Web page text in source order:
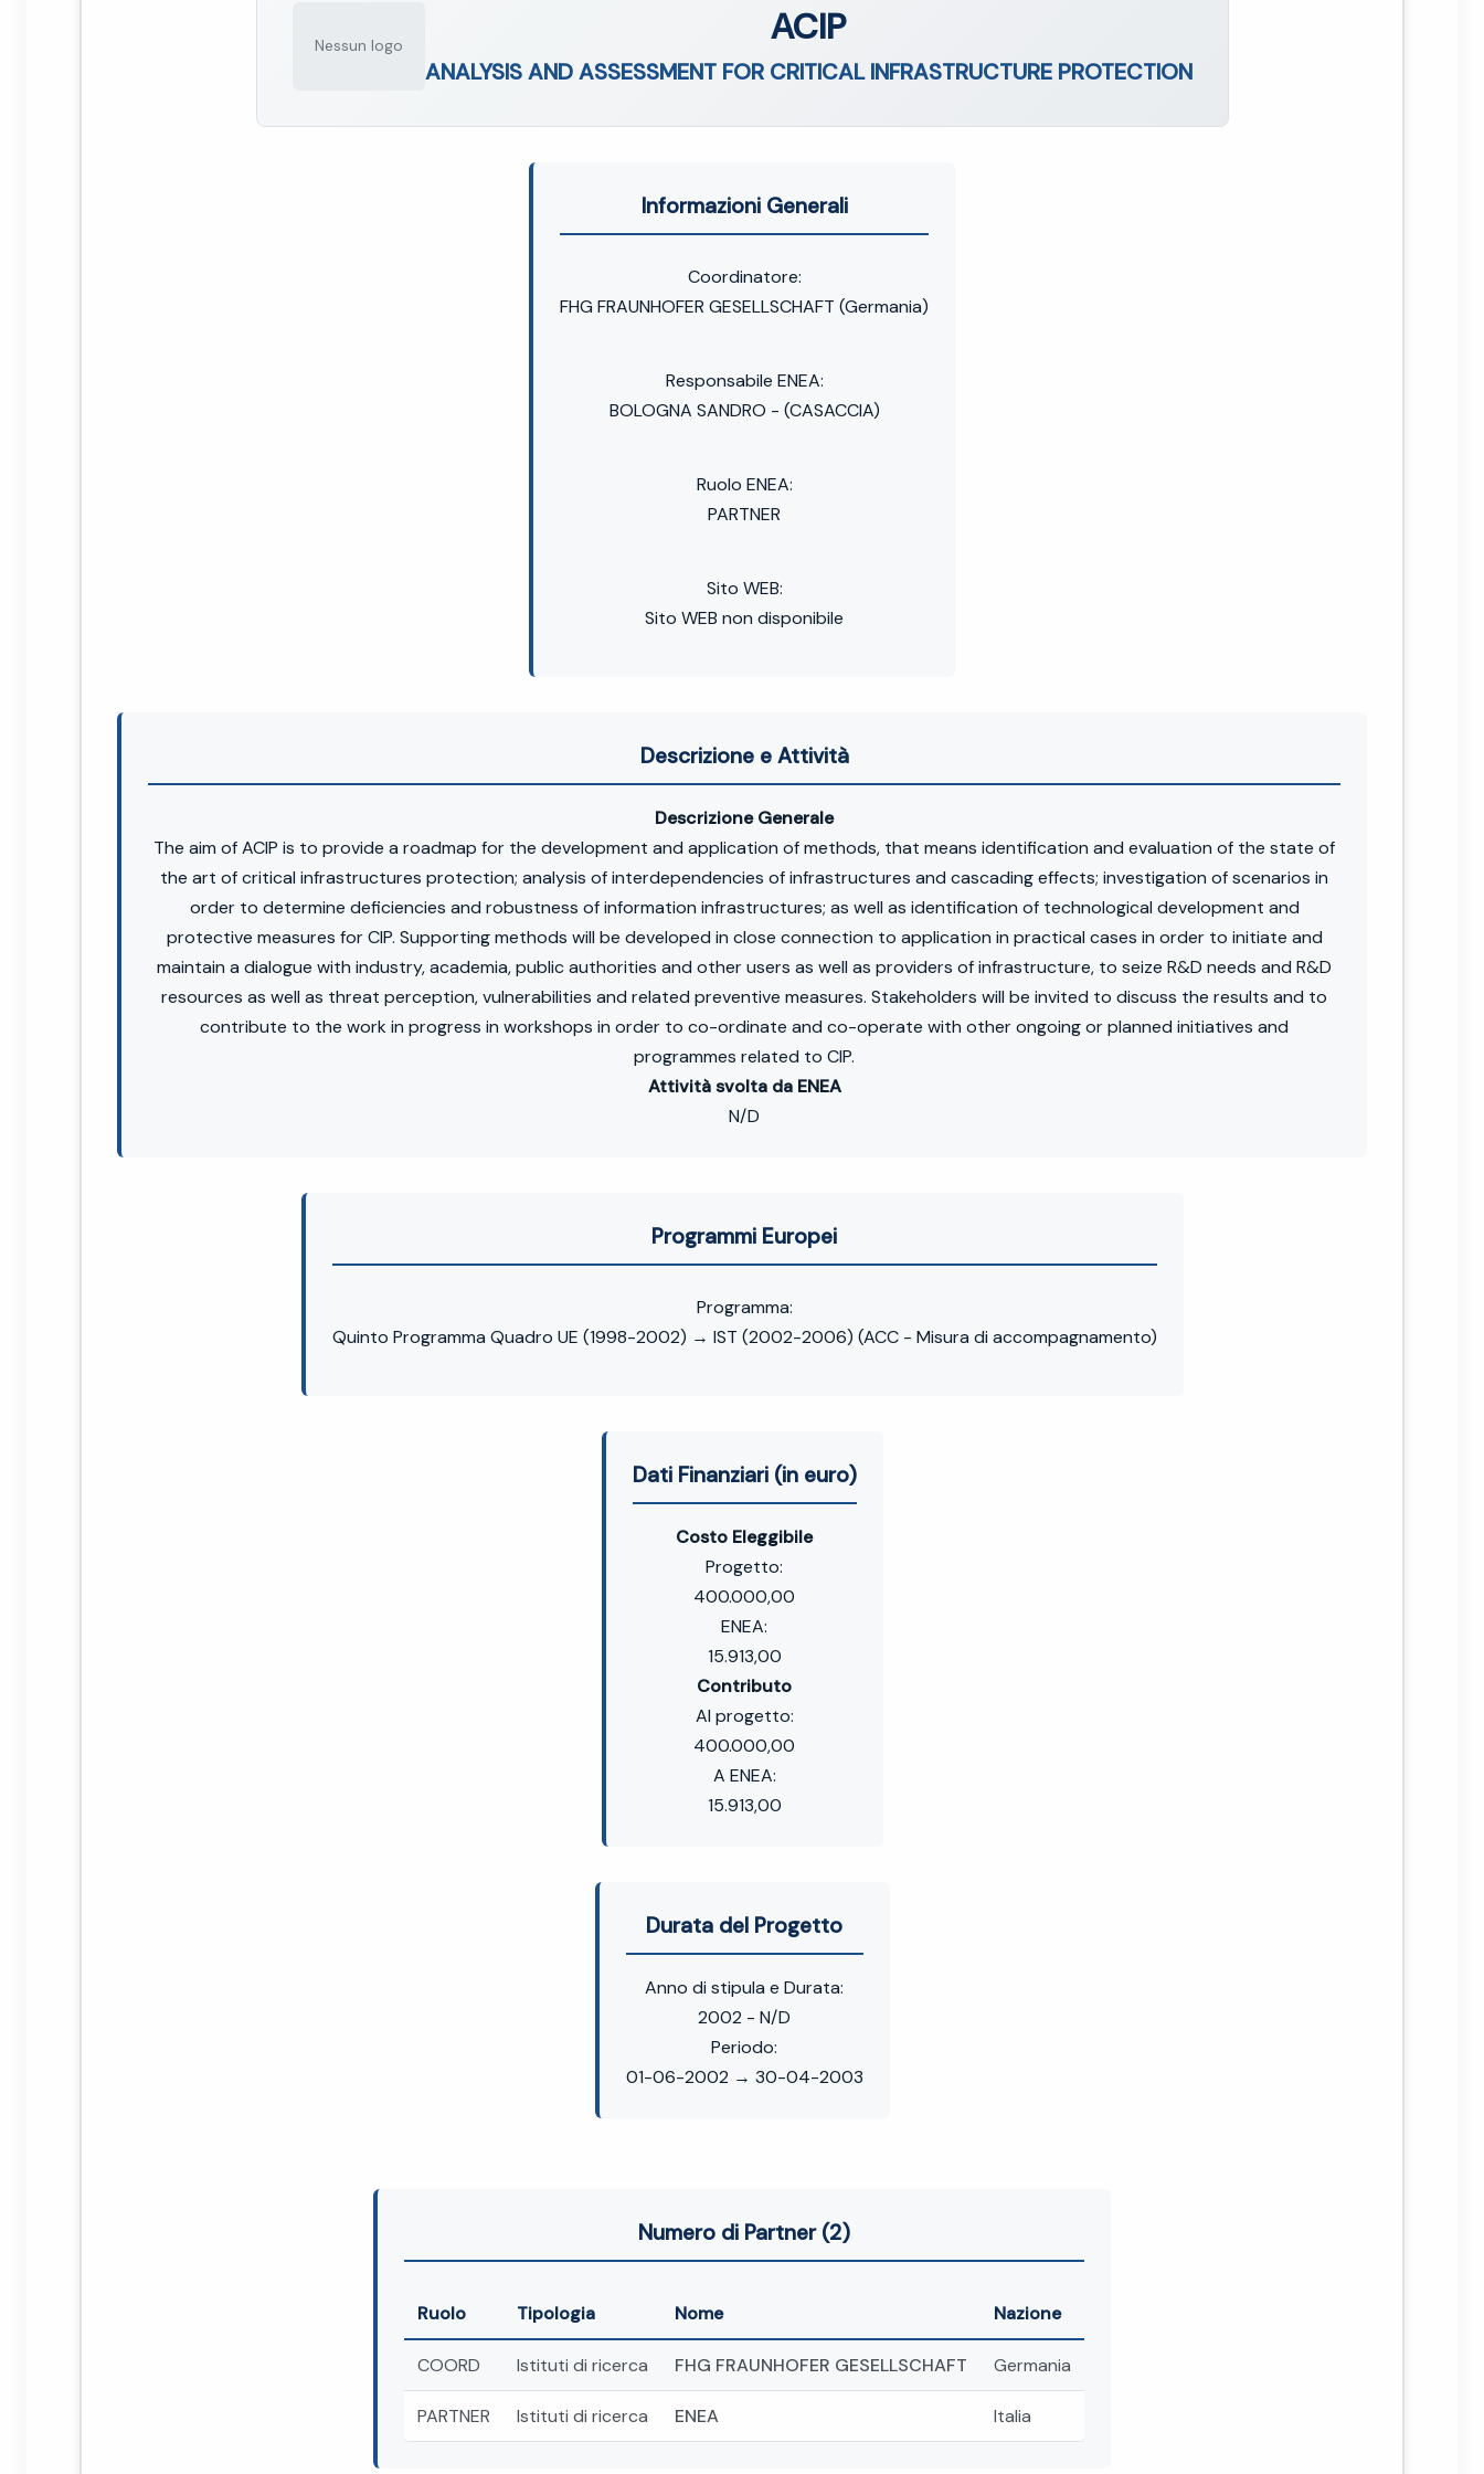
Nessun logo ACIP
ANALYSIS AND ASSESSMENT FOR CRITICAL INFRASTRUCTURE PROTECTION
Informazioni Generali
Coordinatore:
FHG FRAUNHOFER GESELLSCHAFT (Germania)
Responsabile ENEA:
BOLOGNA SANDRO - (CASACCIA)
Ruolo ENEA:
PARTNER
Sito WEB:
Sito WEB non disponibile
Descrizione e Attività
Descrizione Generale
The aim of ACIP is to provide a roadmap for the development and application of methods, that means identification and evaluation of the state of
the art of critical infrastructures protection; analysis of interdependencies of infrastructures and cascading effects; investigation of scenarios in
order to determine deficiencies and robustness of information infrastructures; as well as identification of technological development and
protective measures for CIP. Supporting methods will be developed in close connection to application in practical cases in order to initiate and
maintain a dialogue with industry, academia, public authorities and other users as well as providers of infrastructure, to seize R&D needs and R&D
resources as well as threat perception, vulnerabilities and related preventive measures. Stakeholders will be invited to discuss the results and to
contribute to the work in progress in workshops in order to co-ordinate and co-operate with other ongoing or planned initiatives and
programmes related to CIP.
Attività svolta da ENEA
N/D
Programmi Europei
Programma:
Quinto Programma Quadro UE (1998-2002) → IST (2002-2006) (ACC - Misura di accompagnamento)
Dati Finanziari (in euro)
Costo Eleggibile
Progetto:
400.000,00
ENEA:
15.913,00
Contributo
Al progetto:
400.000,00
A ENEA:
15.913,00
Durata del Progetto
Anno di stipula e Durata:
2002 - N/D
Periodo:
01-06-2002 → 30-04-2003
Numero di Partner (2)
Ruolo Tipologia Nome Nazione
COORD Istituti di ricerca FHG FRAUNHOFER GESELLSCHAFT Germania
PARTNER Istituti di ricerca ENEA Italia